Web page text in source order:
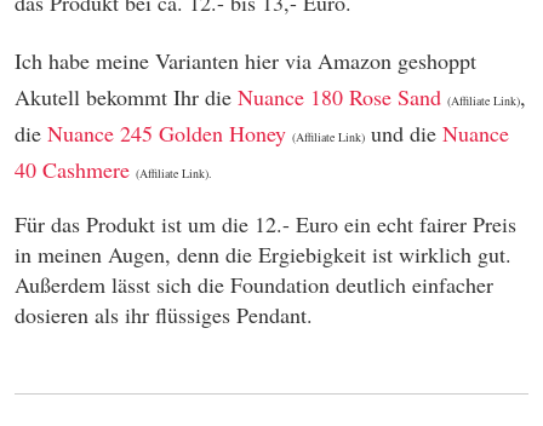
Ich habe meine Varianten hier via Amazon geshoppt
Akutell bekommt Ihr die Nuance 180 Rose Sand (Affiliate Link),
die Nuance 245 Golden Honey (Affiliate Link) und die Nuance
40 Cashmere (Affiliate Link).
Für das Produkt ist um die 12.- Euro ein echt fairer Preis
in meinen Augen, denn die Ergiebigkeit ist wirklich gut.
Außerdem lässt sich die Foundation deutlich einfacher
dosieren als ihr flüssiges Pendant.